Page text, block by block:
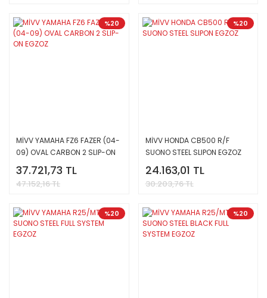
%20
MİVV YAMAHA FZ6 FAZER (04-
09) OVAL CARBON 2 SLIP-ON
EGZOZ
37.721,73 TL
47.152,16 TL
%20
MİVV HONDA CB500 R/F
SUONO STEEL SLIPON EGZOZ
24.163,01 TL
30.203,76 TL
%20 %20